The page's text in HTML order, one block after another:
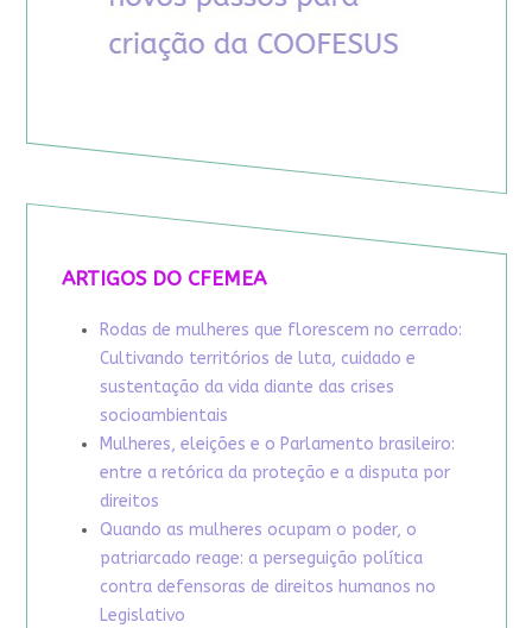
ARTIGOS DO CFEMEA
Rodas de mulheres que florescem no cerrado:
Cultivando territórios de luta, cuidado e
sustentação da vida diante das crises
socioambientais
Mulheres, eleições e o Parlamento brasileiro:
entre a retórica da proteção e a disputa por
direitos
Quando as mulheres ocupam o poder, o
patriarcado reage: a perseguição política
contra defensoras de direitos humanos no
Legislativo